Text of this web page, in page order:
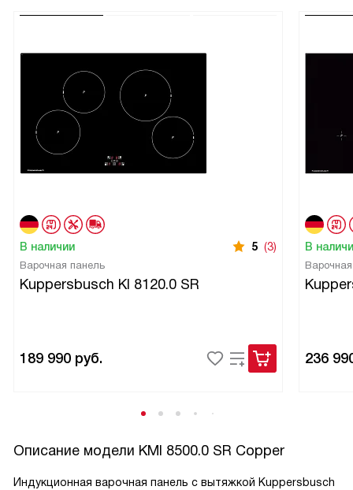
В наличии 5 (3)
Варочная панель
Kuppersbusch KI 8120.0 SR
189 990 руб.
В
236
Описание модели KMI 8500.0 SR Copper
Индукционная варочная панель с вытяжкой Kuppersbusch